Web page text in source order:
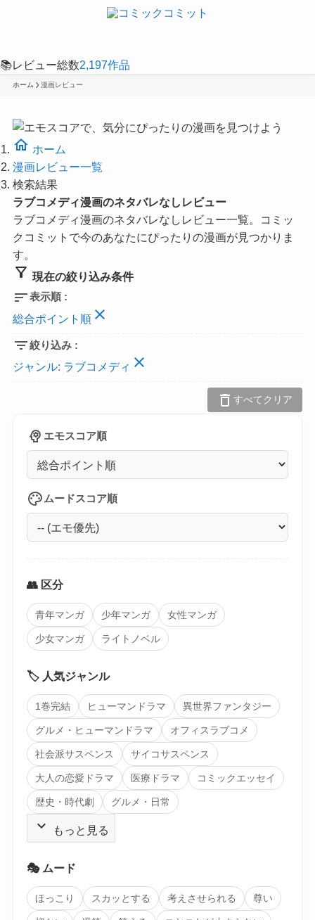
📚レビュー総数2,197作品
ホーム 漫画レビュー
home ホーム
漫画レビュー一覧
検索結果
ラブコメディ漫画のネタバレなしレビュー
ラブコメディ漫画のネタバレなしレビュー一覧。コミッ
クコミットで今のあなたにぴったりの漫画が見つかりま
す。
filter_alt 現在の絞り込み条件
sort表示順 :
総合ポイント順close
filter_list絞り込み :
ジャンル: ラブコメディ close
deleteすべてクリア
psychology エモスコア順
paletteムードスコア順
👥 区分
青年マンガ 少年マンガ 女性マンガ
少女マンガ ライトノベル
🏷️ 人気ジャンル
1巻完結 ヒューマンドラマ 異世界ファンタジー
グルメ・ヒューマンドラマ オフィスラブコメ
社会派サスペンス サイコサスペンス
大人の恋愛ドラマ 医療ドラマ コミックエッセイ
歴史・時代劇 グルメ・日常
expand_more もっと見る
🎭 ムード
ほっこり スカッとする 考えさせられる 尊い